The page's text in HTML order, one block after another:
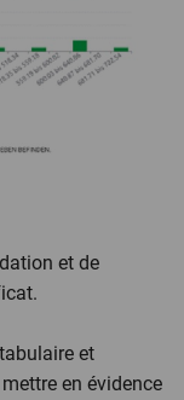
et de
et
en évidence